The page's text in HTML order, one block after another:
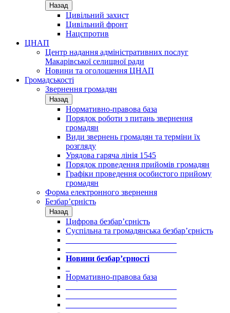
Назад
Цивільний захист
Цивільний фронт
Нацспротив
ЦНАП
Центр надання адміністративних послуг
Макарівської селищної ради
Новини та оголошення ЦНАП
Громадськості
Звернення громадян
Назад
Нормативно-правова база
Порядок роботи з питань звернення
громадян
Види звернень громадян та терміни їх
розгляду
Урядова гаряча лінія 1545
Порядок проведення прийомів громадян
Графіки проведення особистого прийому
громадян
Форма електронного звернення
Безбар’єрність
Назад
Цифрова безбар’єрність
Суспільна та громадянська безбар’єрність
Новини безбар’єрності
Нормативно-правова база